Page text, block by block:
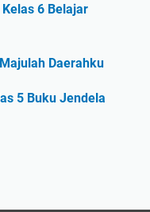
6 Belajar
Daerahku
5 Buku Jendela